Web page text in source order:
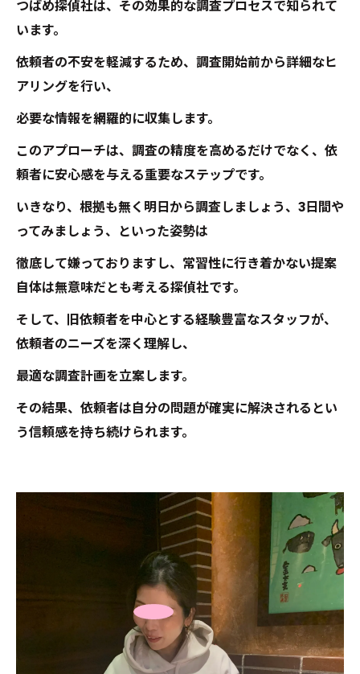
つばめ探偵社は、その効果的な調査プロセスで知られて
います。
依頼者の不安を軽減するため、調査開始前から詳細なヒ
アリングを行い、
必要な情報を網羅的に収集します。
このアプローチは、調査の精度を高めるだけでなく、依
頼者に安心感を与える重要なステップです。
いきなり、根拠も無く明日から調査しましょう、3日間や
ってみましょう、といった姿勢は
徹底して嫌っておりますし、常習性に行き着かない提案
自体は無意味だとも考える探偵社です。
そして、旧依頼者を中心とする経験豊富なスタッフが、
依頼者のニーズを深く理解し、
最適な調査計画を立案します。
その結果、依頼者は自分の問題が確実に解決されるとい
う信頼感を持ち続けられます。